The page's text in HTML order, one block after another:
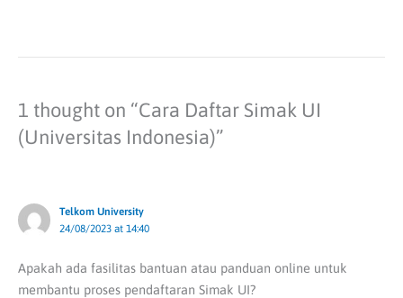
1 thought on “Cara Daftar Simak UI
(Universitas Indonesia)”
Telkom University
24/08/2023 at 14:40
Apakah ada fasilitas bantuan atau panduan online untuk
membantu proses pendaftaran Simak UI?